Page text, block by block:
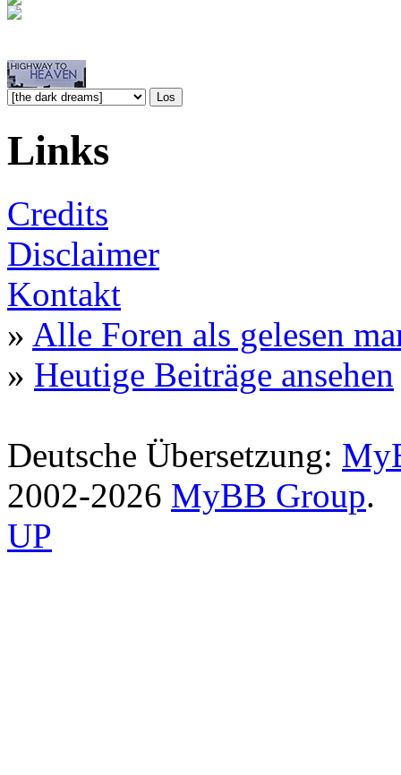
Links
Credits
Disclaimer
Kontakt
» Alle Foren als gelesen
» Heutige Beiträge ansehen
Deutsche Übersetzung:
2002-2026 MyBB Group.
UP